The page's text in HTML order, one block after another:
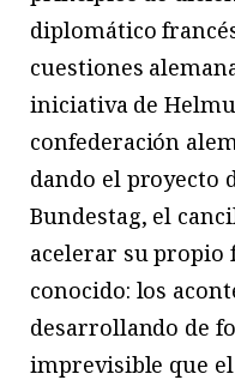
diplomático
cuestiones
iniciativa de
confederación
dando el proyecto
Bundestag, el
acelerar su propio
conocido: los
desarrollando de
imprevisible que